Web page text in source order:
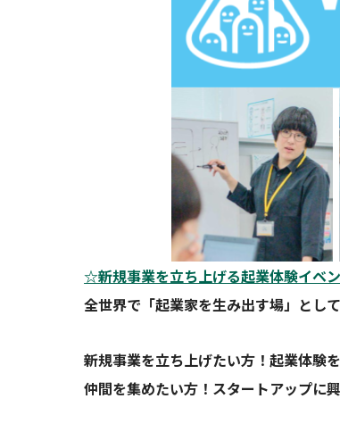
☆新規事業を立ち上げる起業体験イベン
全世界で「起業家を生み出す場」と
新規事業を立ち上げたい方！起業体験
仲間を集めたい方！スタートアップに